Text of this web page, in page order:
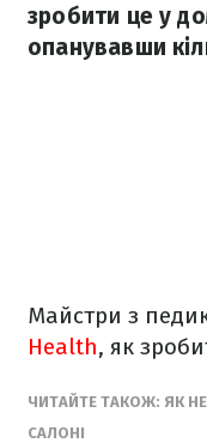
зробити це у
опанувавши
Майстри з
Health, як
ЧИТАЙТЕ ТАКОЖ: ЯК
САЛОНІ